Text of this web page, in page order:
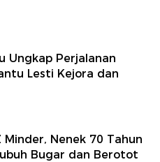
Ungkap Perjalanan
Lesti Kejora dan
Minder, Nenek 70 Tahun
Bugar dan Berotot